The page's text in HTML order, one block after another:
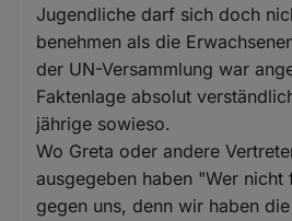
Jugendliche darf sich doch
benehmen als die
der UN-Versammlung war
Faktenlage absolut
jährige sowieso.
Wo Greta oder andere
ausgegeben haben "Wer nicht
gegen uns, denn wir haben